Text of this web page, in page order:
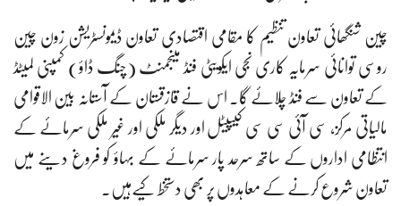
چین شنگھائی تعاون تنظیم کا مقامی اقتصادی تعاون ڈیمونسٹریشن زون چین
روسی توانائی سرمایہ کاری نجی ایکویٹی فنڈ مینجمنٹ (چنگ ڈاؤ) کمپنی لمیٹڈ
کے تعاون سے فنڈ چلائے گا۔ اس نے قازقستان کے آستانہ بین الاقوامی
مالیاتی مرکز، سی آئی سی سی کیپیٹل اور دیگر ملکی اور غیر ملکی سرمائے کے
انتظامی اداروں کے ساتھ سرحد پار سرمائے کے بہاؤ کو فروغ دینے میں
تعاون شروع کرنے کے معاہدوں پر بھی دستخط کیےہیں۔